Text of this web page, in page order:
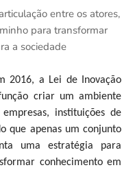
entre os atores,
para transformar
a sociedade
2016, a Lei de Inovação
criar um ambiente
instituições de
que apenas um conjunto
uma estratégia para
conhecimento em